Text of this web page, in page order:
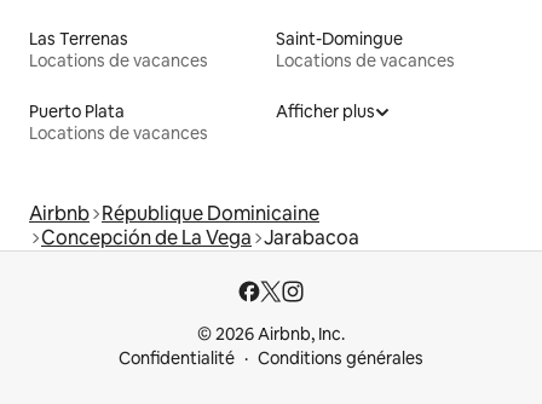
Las Terrenas
Locations de vacances
Saint-Domingue
Locations de vacances
Puerto Plata
Locations de vacances
Afficher plus
Airbnb République Dominicaine
Concepción de La Vega Jarabacoa
© 2026 Airbnb, Inc.
Confidentialité
Conditions générales